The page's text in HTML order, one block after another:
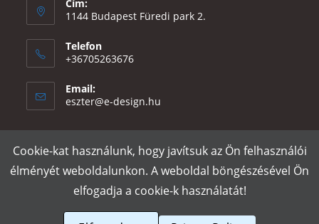
Cím:
1144 Budapest Füredi park 2.
Telefon
+36705263676
Email:
eszter@e-design.hu
Rólunk Szállítás és fizetés Adatvédelmi tájékoztató
ÁSZF
Póló nyomtatás
Cookie-kat használunk, hogy javítsuk az Ön felhasználói
élményét weboldalunkon. A weboldal böngészésével Ön
elfogadja a cookie-k használatát!